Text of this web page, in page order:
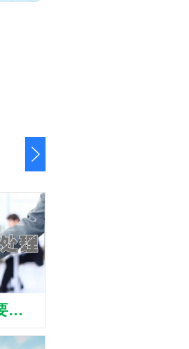
商账追讨清欠
江阴青阳镇要账公司